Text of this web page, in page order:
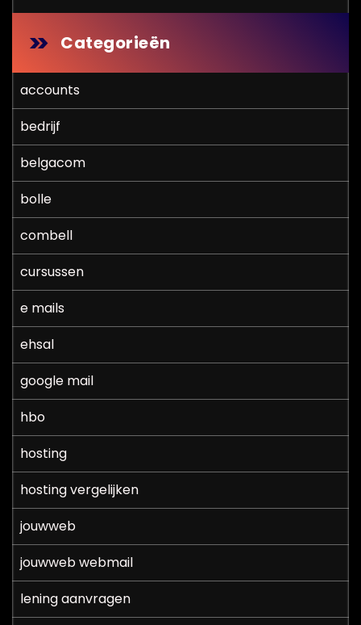
Categorieën
accounts
bedrijf
belgacom
bolle
combell
cursussen
e mails
ehsal
google mail
hbo
hosting
hosting vergelijken
jouwweb
jouwweb webmail
lening aanvragen